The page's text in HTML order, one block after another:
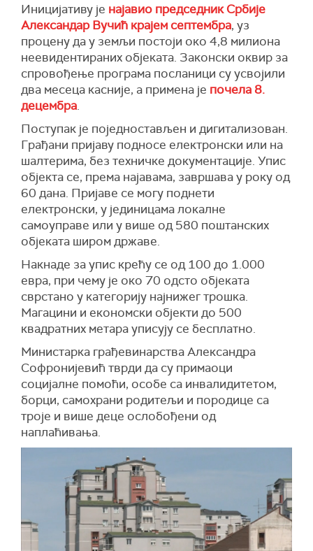
Иницијативу је најавио председник Србије
Александар Вучић крајем септембра, уз
процену да у земљи постоји око 4,8 милиона
неевидентираних објеката. Законски оквир за
спровођење програма посланици су усвојили
два месеца касније, а примена је почела 8.
децембра.
Поступак је поједностављен и дигитализован.
Грађани пријаву подносе електронски или на
шалтерима, без техничке документације. Упис
објекта се, према најавама, завршава у року од
60 дана. Пријаве се могу поднети
електронски, у јединицама локалне
самоуправе или у више од 580 поштанских
објеката широм државе.
Накнаде за упис крећу се од 100 до 1.000
евра, при чему је око 70 одсто објеката
сврстано у категорију најнижег трошка.
Магацини и економски објекти до 500
квадратних метара уписују се бесплатно.
Министарка грађевинарства Александра
Софронијевић тврди да су примаоци
социјалне помоћи, особе са инвалидитетом,
борци, самохрани родитељи и породице са
троје и више деце ослобођени од
наплаћивања.